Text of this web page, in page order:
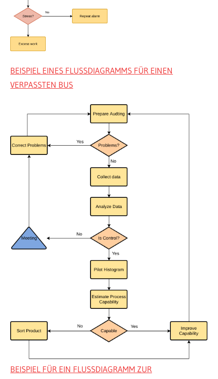
BEISPIEL EINES FLUSSDIAGRAMMS FÜR EINEN
VERPASSTEN BUS
BEISPIEL FÜR EIN FLUSSDIAGRAMM ZUR